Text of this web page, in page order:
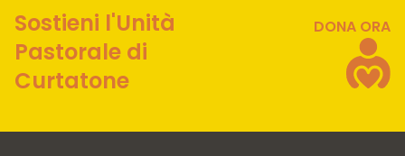
Sostieni l'Unità
Pastorale di
Curtatone
DONA ORA